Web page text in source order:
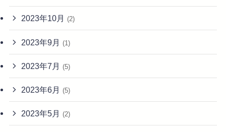
2023年10月 (2)
2023年9月 (1)
2023年7月 (5)
2023年6月 (5)
2023年5月 (2)